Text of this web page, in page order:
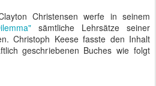
Christensen werfe in seinem
sämtliche Lehrsätze seiner
Christoph Keese fasste den Inhalt
geschriebenen Buches wie folgt